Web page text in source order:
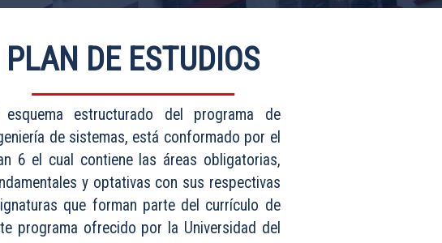
PLAN DE ESTUDIOS
esquema estructurado del programa de
de sistemas, está conformado por el
6 el cual contiene las áreas obligatorias,
y optativas con sus respectivas
que forman parte del currículo de
programa ofrecido por la Universidad del